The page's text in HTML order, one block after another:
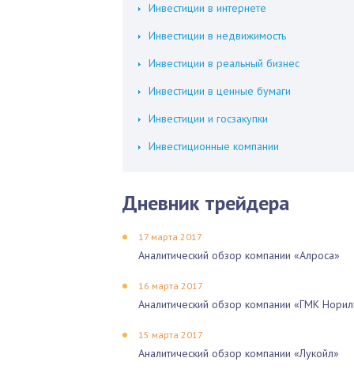
Инвестиции в интернете
Инвестиции в недвижимость
Инвестиции в реальный бизнес
Инвестиции в ценные бумаги
Инвестиции и госзакупки
Инвестиционные компании
Дневник трейдера
17 марта 2017
Аналитический обзор компании «Алроса»
16 марта 2017
Аналитический обзор компании «ГМК
15 марта 2017
Аналитический обзор компании «Лукойл»